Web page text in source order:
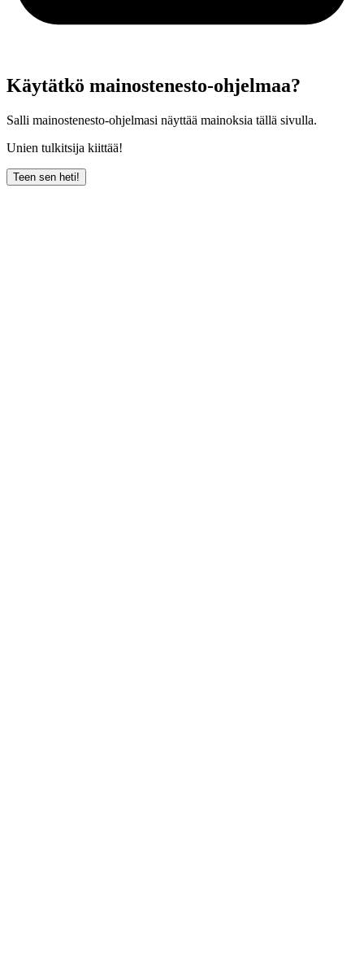
Käytätkö mainostenesto-ohjelmaa?
Salli mainostenesto-ohjelmasi näyttää mainoksia tällä sivulla.
Unien tulkitsija kiittää!
Teen sen heti!